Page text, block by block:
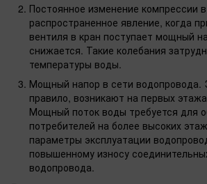
Постоянное изменение компрессии
распространенное явление, когда
вентиля в кран поступает мощный
снижается. Такие колебания
температуры воды.
Мощный напор в сети водопровода.
правило, возникают на первых
Мощный поток воды требуется для
потребителей на более высоких
параметры эксплуатации
повышенному износу
водопровода.